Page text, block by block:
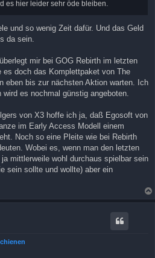
es hier leider sehr öde bleiben.
und so wenig Zeit dafür. Und das Geld
da sein.
mir bei GOG Rebirth im letzten
es doch das Komplettpaket von The
eben bis zur nächsten Aktion warten. Ich
es nochmal günstig angeboten.
von X3 hoffe ich ja, daß Egosoft von
im Early Access Modell einem
Noch so eine Pleite wie bei Rebirth
Wobei es, wenn man den letzten
mittlerweile wohl durchaus spielbar sein
sein sollte und wollte) aber ein